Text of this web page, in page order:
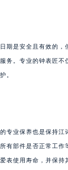
期是安全且有效的
务。专业的钟表匠
。
专业保养也是保持江
有部件是否正常工
表使用寿命，并保持